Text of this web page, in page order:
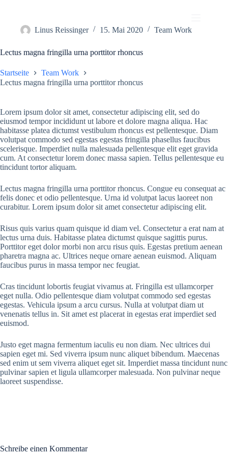
Linus Reissinger
15. Mai 2020 Team Work
Lectus magna fringilla urna porttitor rhoncus
Startseite
Team Work
Lectus magna fringilla urna porttitor rhoncus
Lorem ipsum dolor sit amet, consectetur adipiscing elit, sed do
eiusmod tempor incididunt ut labore et dolore magna aliqua. Hac
habitasse platea dictumst vestibulum rhoncus est pellentesque. Diam
volutpat commodo sed egestas egestas fringilla phasellus faucibus
scelerisque. Imperdiet nulla malesuada pellentesque elit eget gravida
cum. At consectetur lorem donec massa sapien. Tellus pellentesque eu
tincidunt tortor aliquam.
Lectus magna fringilla urna porttitor rhoncus. Congue eu consequat ac
felis donec et odio pellentesque. Urna id volutpat lacus laoreet non
curabitur. Lorem ipsum dolor sit amet consectetur adipiscing elit.
Risus quis varius quam quisque id diam vel. Consectetur a erat nam at
lectus urna duis. Habitasse platea dictumst quisque sagittis purus.
Porttitor eget dolor morbi non arcu risus quis. Egestas pretium aenean
pharetra magna ac. Ultrices neque ornare aenean euismod. Aliquam
faucibus purus in massa tempor nec feugiat.
Cras tincidunt lobortis feugiat vivamus at. Fringilla est ullamcorper
eget nulla. Odio pellentesque diam volutpat commodo sed egestas
egestas. Vehicula ipsum a arcu cursus. Nulla at volutpat diam ut
venenatis tellus in. Sit amet est placerat in egestas erat imperdiet sed
euismod.
Justo eget magna fermentum iaculis eu non diam. Nec ultrices dui
sapien eget mi. Sed viverra ipsum nunc aliquet bibendum. Maecenas
sed enim ut sem viverra aliquet eget sit. Imperdiet massa tincidunt nunc
pulvinar sapien et ligula ullamcorper malesuada. Non pulvinar neque
laoreet suspendisse.
Schreibe einen Kommentar